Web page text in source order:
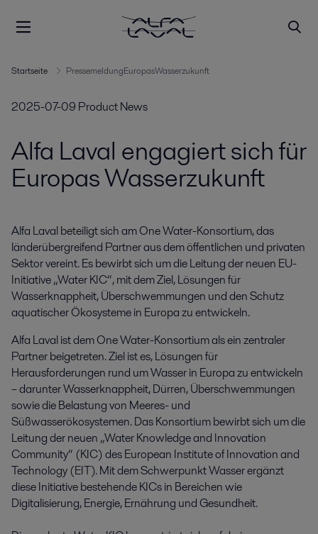
Startseite PressemeldungEuropasWasserzukunft
2025-07-09 Product News
Alfa Laval engagiert sich für
Europas Wasserzukunft
Alfa Laval beteiligt sich am One Water-Konsortium, das
länderübergreifend Partner aus dem öffentlichen und privaten
Sektor vereint. Es bewirbt sich um die Leitung der neuen EU-
Initiative „Water KIC“, mit dem Ziel, Lösungen für
Wasserknappheit, Überschwemmungen und den Schutz
aquatischer Ökosysteme in Europa zu entwickeln.
Alfa Laval ist dem One Water-Konsortium als ein zentraler
Partner beigetreten. Ziel ist es, Lösungen für
Herausforderungen rund um Wasser in Europa zu entwickeln
– darunter Wasserknappheit, Dürren, Überschwemmungen
sowie die Belastung von Meeres- und
Süßwasserökosystemen. Das Konsortium bewirbt sich um die
Leitung der neuen „Water Knowledge and Innovation
Community“ (KIC) des European Institute of Innovation and
Technology (EIT). Mit dem Schwerpunkt Wasser ergänzt
diese Initiative bestehende KICs in Bereichen wie
Digitalisierung, Energie, Ernährung und Gesundheit.